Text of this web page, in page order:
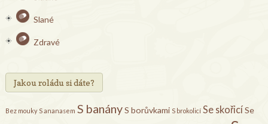
Slané
Zdravé
Jakou roládu si dáte?
Bez mouky S ananasem S banányS borůvkami S brokolicí Se skořicíSe